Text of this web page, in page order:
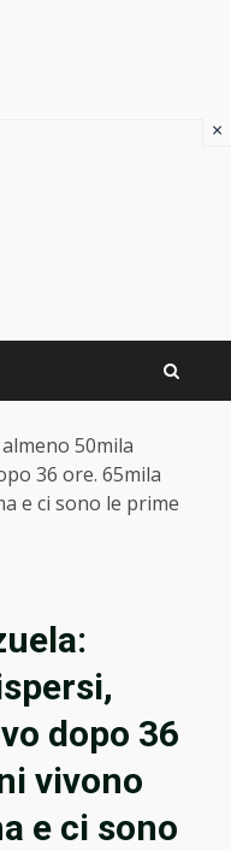
50mila
36 ore. 65mila
e ci sono le prime
dopo 36
vivono
e ci sono
×